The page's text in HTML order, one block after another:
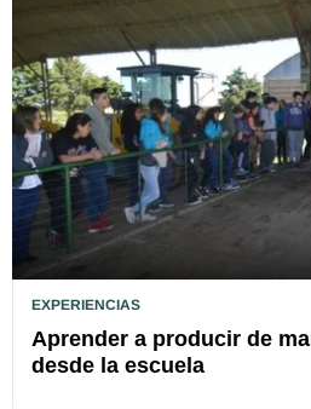
EXPERIENCIAS
Aprender a producir de
desde la escuela